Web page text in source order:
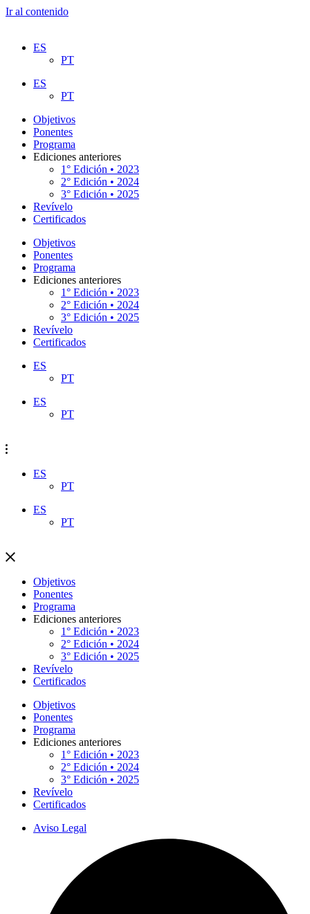
Ir al contenido
ES
PT
ES
PT
Objetivos
Ponentes
Programa
Ediciones anteriores
1° Edición • 2023
2° Edición • 2024
3° Edición • 2025
Revívelo
Certificados
Objetivos
Ponentes
Programa
Ediciones anteriores
1° Edición • 2023
2° Edición • 2024
3° Edición • 2025
Revívelo
Certificados
ES
PT
ES
PT
ES
PT
ES
PT
Objetivos
Ponentes
Programa
Ediciones anteriores
1° Edición • 2023
2° Edición • 2024
3° Edición • 2025
Revívelo
Certificados
Objetivos
Ponentes
Programa
Ediciones anteriores
1° Edición • 2023
2° Edición • 2024
3° Edición • 2025
Revívelo
Certificados
Aviso Legal